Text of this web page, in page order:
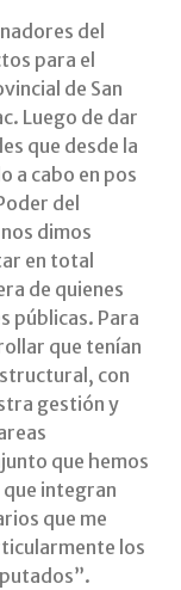
del
para el
de San
Luego de dar
que desde la
a cabo en pos
del
dimos
en total
de quienes
públicas. Para
que tenían
con
gestión y
que hemos
que integran
que me
los